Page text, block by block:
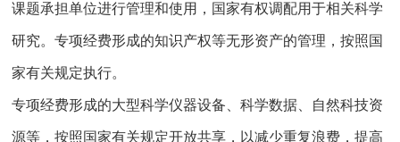
课题承担单位进行管理和使用，国家有权调配用于相关科学
研究。专项经费形成的知识产权等无形资产的管理，按照国
家有关规定执行。
专项经费形成的大型科学仪器设备、科学数据、自然科技资
源等，按照国家有关规定开放共享，以减少重复浪费，提高